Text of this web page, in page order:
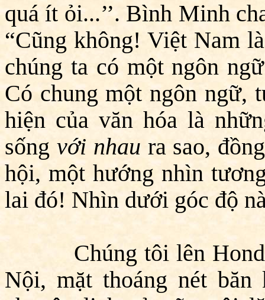
quá ít ỏi...’’. Bình Minh
“Cũng không! Việt Nam
chúng ta có một ngôn
Có chung một ngôn ngữ,
hiện của văn hóa là
sống với nhau ra sao,
hội, một hướng nhìn
lai đó! Nhìn dưới góc độ
Chúng tôi lên Honda.
Nội, mặt thoáng nét